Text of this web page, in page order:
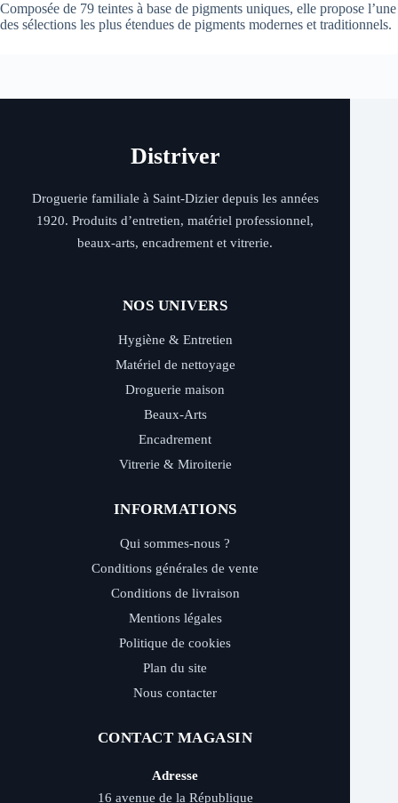
Composée de 79 teintes à base de pigments uniques, elle propose l’une
des sélections les plus étendues de pigments modernes et traditionnels.
Distriver
Droguerie familiale à Saint-Dizier depuis les années
1920. Produits d’entretien, matériel professionnel,
beaux-arts, encadrement et vitrerie.
NOS UNIVERS
Hygiène & Entretien
Matériel de nettoyage
Droguerie maison
Beaux-Arts
Encadrement
Vitrerie & Miroiterie
INFORMATIONS
Qui sommes-nous ?
Conditions générales de vente
Conditions de livraison
Mentions légales
Politique de cookies
Plan du site
Nous contacter
CONTACT MAGASIN
Adresse
16 avenue de la République